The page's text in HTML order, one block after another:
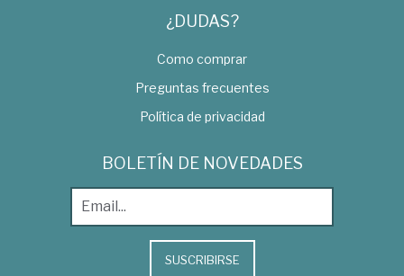
¿DUDAS?
Como comprar
Preguntas frecuentes
Política de privacidad
BOLETÍN DE NOVEDADES
SUSCRIBIRSE